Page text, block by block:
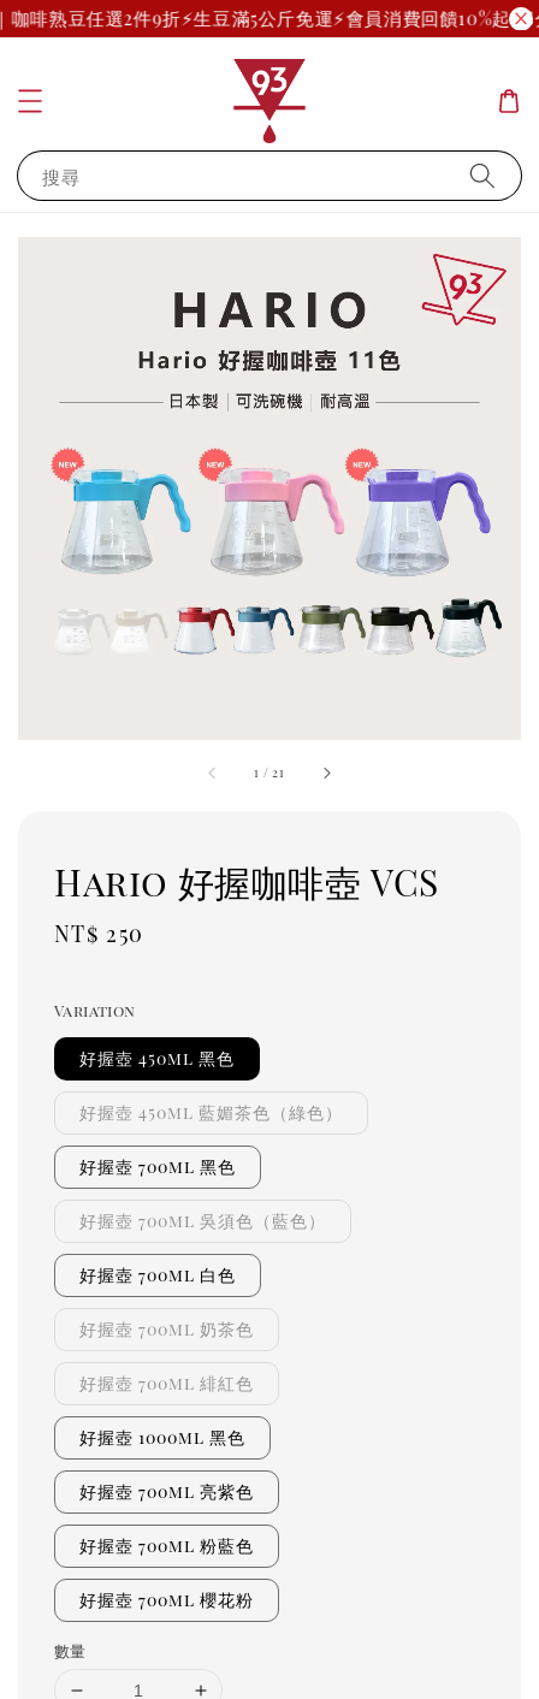
啡熟豆任選2件9折⚡生豆滿5公斤免運⚡會員消費回饋10%起(部
搜尋
1 /21
Hario 好握咖啡壺 VCS
Regular
NT$ 250
Variation
好握壺 450ml 黑色
好握壺 450ml 藍媚茶色（綠色）
好握壺 700ml 黑色
好握壺 700ml 吳須色（藍色）
好握壺 700ml 白色
好握壺 700ml 奶茶色
好握壺 700ml 緋紅色
好握壺 1000ml 黑色
好握壺 700ml 亮紫色
好握壺 700ml 粉藍色
好握壺 700ml 櫻花粉
數量